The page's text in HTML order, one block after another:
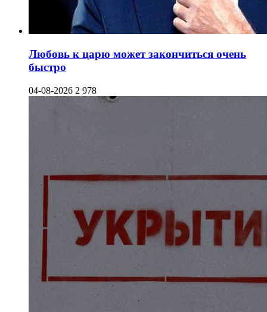
Любовь к царю может закончиться очень
быстро
04-08-2026 2 978